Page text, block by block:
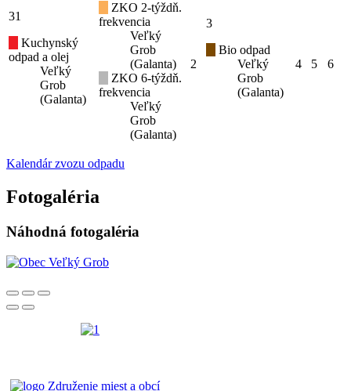
31
Kuchynský
odpad a olej
Veľký
Grob
(Galanta)
ZKO 2-týždň.
frekvencia
Veľký
Grob
(Galanta)
ZKO 6-týždň.
frekvencia
Veľký
Grob
(Galanta)
2
3
Bio odpad
Veľký
Grob
(Galanta)
4 5 6
Kalendár zvozu odpadu
Fotogaléria
Náhodná fotogaléria